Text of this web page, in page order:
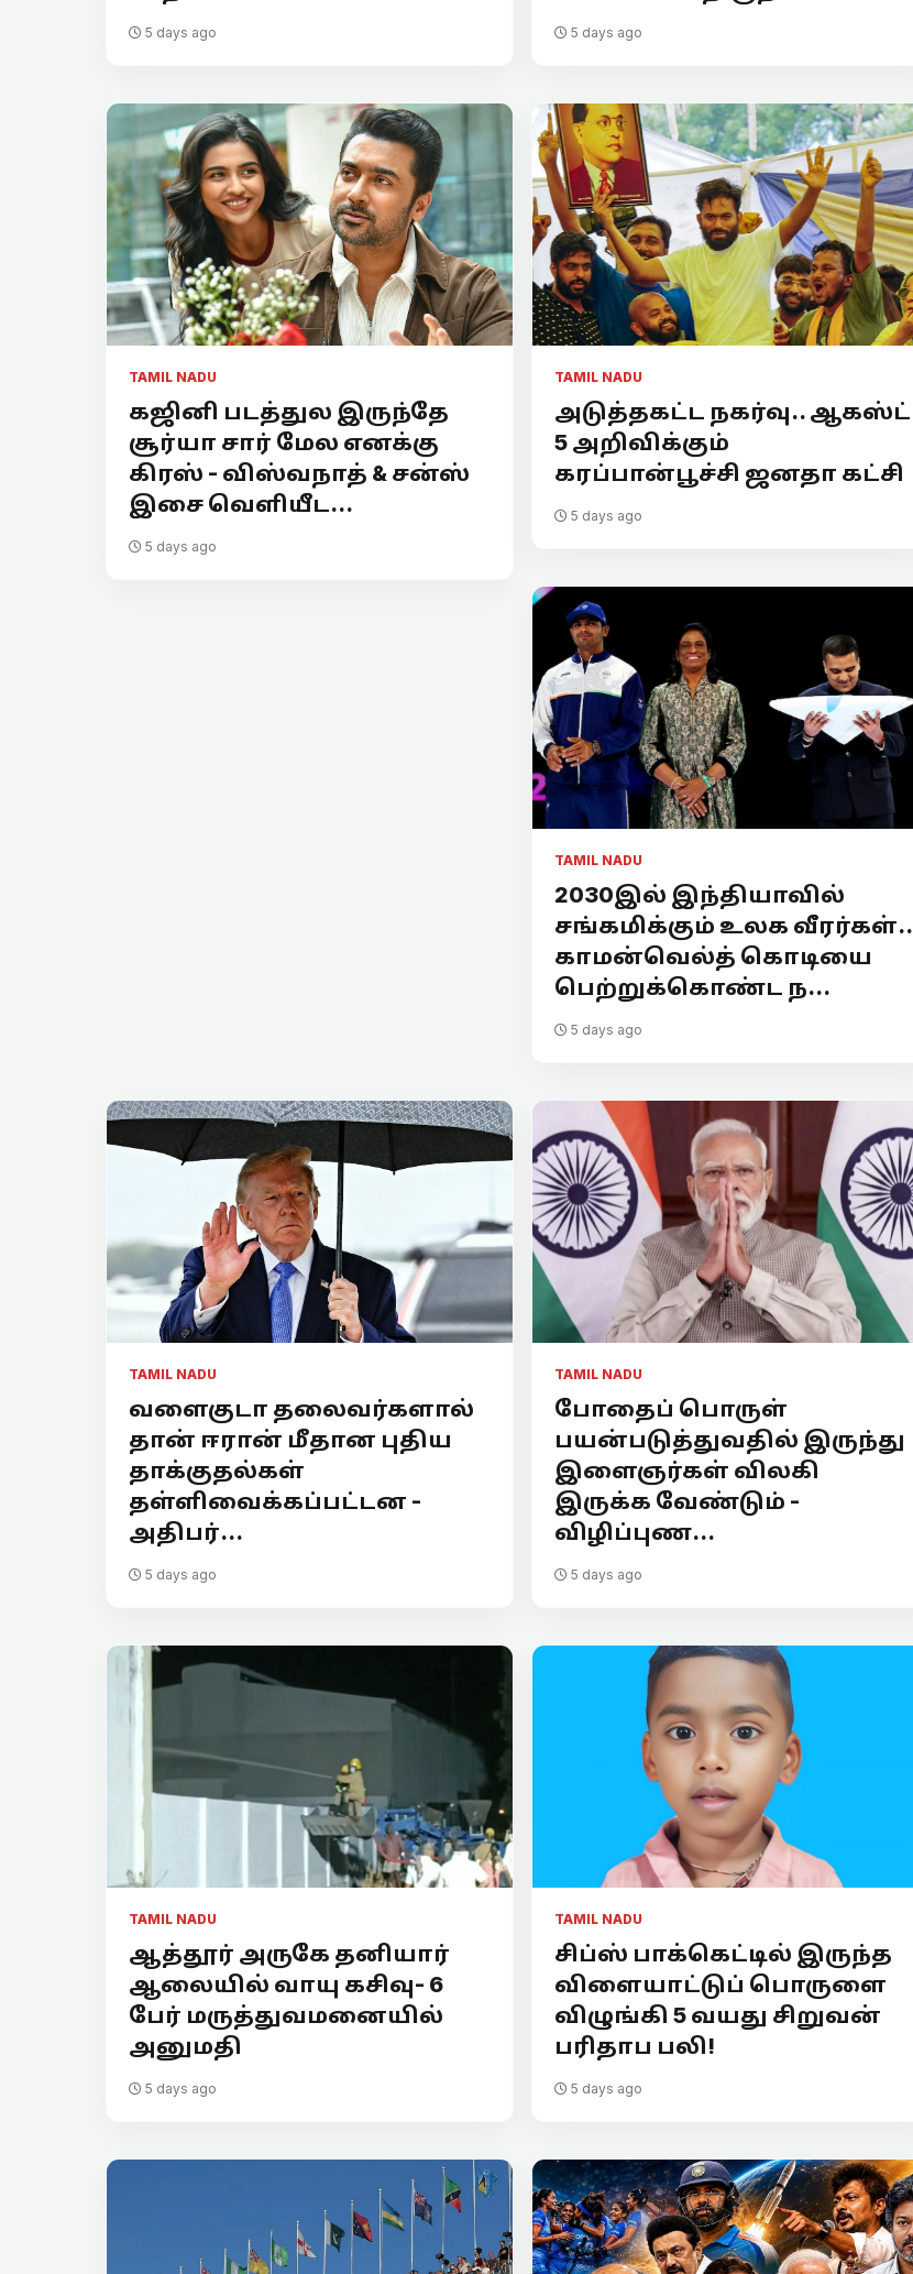
5 days ago 5 days ago
TAMIL NADU
கஜினி படத்துல இருந்தே
சூர்யா சார் மேல எனக்கு
கிரஸ் - விஸ்வநாத் & சன்ஸ்
இசை வெளியீட...
5 days ago
TAMIL NADU
அடுத்தகட்ட நகர்வு.. ஆகஸ்ட்
5 அறிவிக்கும்
கரப்பான்பூச்சி ஜனதா கட்சி
5 days ago
TAMIL NADU
2030இல் இந்தியாவில்
சங்கமிக்கும் உலக வீரர்கள்..
காமன்வெல்த் கொடியை
பெற்றுக்கொண்ட ந...
5 days ago
TAMIL NADU
வளைகுடா தலைவர்களால்
தான் ஈரான் மீதான புதிய
தாக்குதல்கள்
தள்ளிவைக்கப்பட்டன -
அதிபர்...
5 days ago
TAMIL NADU
போதைப் பொருள்
பயன்படுத்துவதில் இருந்து
இளைஞர்கள் விலகி
இருக்க வேண்டும் -
விழிப்புண...
5 days ago
TAMIL NADU
ஆத்தூர் அருகே தனியார்
ஆலையில் வாயு கசிவு- 6
பேர் மருத்துவமனையில்
அனுமதி
5 days ago
TAMIL NADU
சிப்ஸ் பாக்கெட்டில் இருந்த
விளையாட்டுப் பொருளை
விழுங்கி 5 வயது சிறுவன்
பரிதாப பலி!
5 days ago